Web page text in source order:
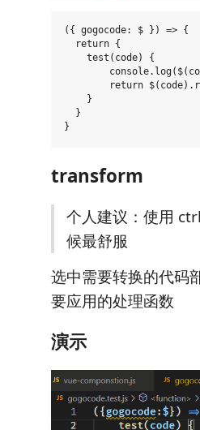
({ gogocode: $ }) => {
  return {
    test(code) {
return
    }
  }
transform
个人建议：使用
候最舒服
选中需要转换的代码
要应用的处理函数
演示